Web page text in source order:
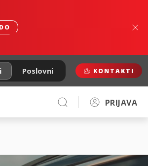
Poslovni KONTAKTI
PRIJAVA